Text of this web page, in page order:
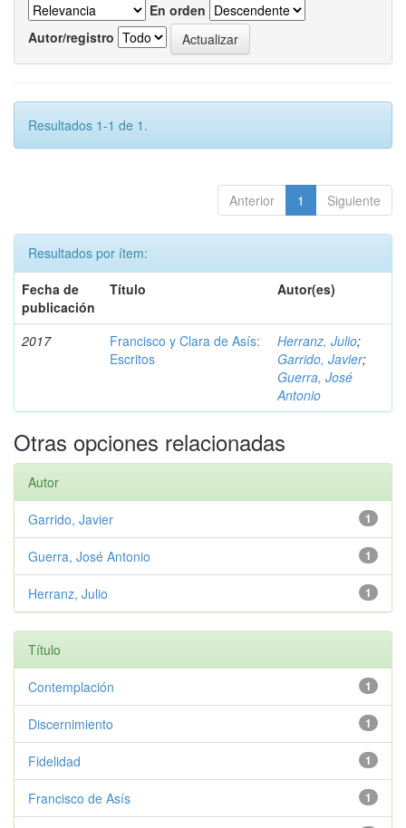
En orden
Autor/registro
Resultados 1-1 de 1.
Anterior 1 Siguiente
Resultados por ítem:
Fecha de
publicación
Título Autor(es)
2017
Francisco y Clara de Asís:
Escritos
Herranz, Julio;
Garrido, Javier;
Guerra, José
Antonio
Otras opciones relacionadas
Autor
1
Garrido, Javier
1
Guerra, José Antonio
1
Herranz, Julio
Título
1
Contemplación
1
Discernimiento
1
Fidelidad
1
Francisco de Asís